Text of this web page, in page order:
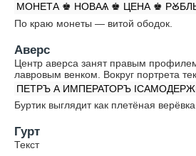
МОНЕТА ♚ НОВАѦ ♚ ЦЕНА ♚
По краю монеты — витой ободок.
Аверс
Центр аверса занят правым
лавровым венком. Вокруг портрета
ПЕТРЪ А ИМПЕРАТОРЪ
Буртик выглядит как плетёная верёвка.
Гурт
Текст